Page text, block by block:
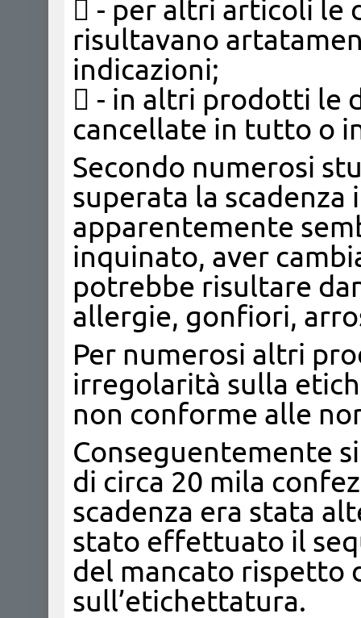
 - per altri articoli le
risultavano
indicazioni;
 - in altri prodotti le
cancellate in tutto o
Secondo numerosi
superata la
apparentemente
inquinato, aver
potrebbe risultare
allergie, gonfiori,
Per numerosi altri
irregolarità sulla
non conforme alle
Conseguentemente
di circa 20 mila
scadenza era stata
stato effettuato il
del mancato rispetto
sull’etichettatura.